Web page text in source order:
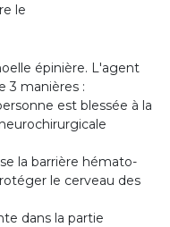
le
épinière. L'agent
3 manières :
est blessée à la
la barrière hémato-
le cerveau des
dans la partie